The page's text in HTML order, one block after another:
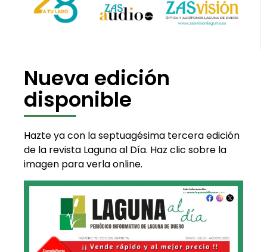
Nueva edición
disponible
Hazte ya con la septuagésima tercera edición
de la revista Laguna al Día. Haz clic sobre la
imagen para verla online.